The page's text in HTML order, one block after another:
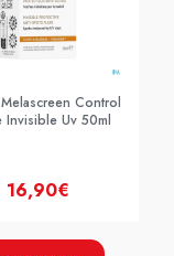
Control
Invisible Uv 50ml
16,90€